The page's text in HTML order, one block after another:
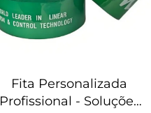
Fita Personalizada
Profissional - Soluções